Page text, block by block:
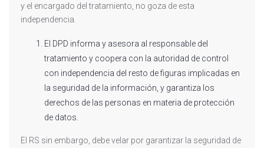
y el encargado del tratamiento, no goza de esta
independencia.
El DPD informa y asesora al responsable del
tratamiento y coopera con la autoridad de control
con independencia del resto de figuras implicadas en
la seguridad de la información, y garantiza los
derechos de las personas en materia de protección
de datos.
El RS sin embargo, debe velar por garantizar la seguridad de